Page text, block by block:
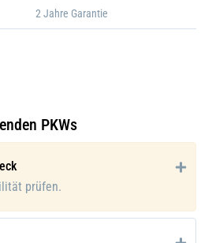
2 Jahre Garantie
PKWs
prüfen.